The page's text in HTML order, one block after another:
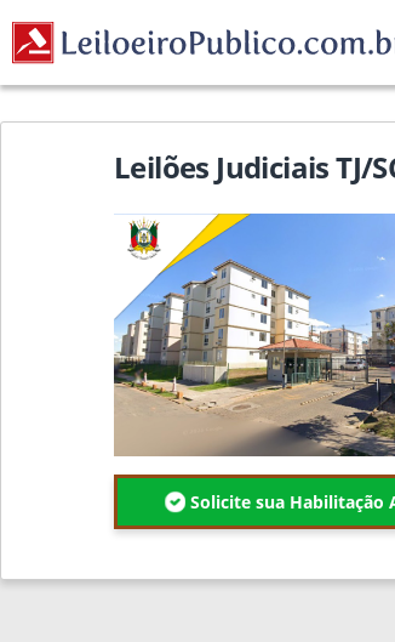
Leilões Judiciais TJ/
Solicite sua Habilitação